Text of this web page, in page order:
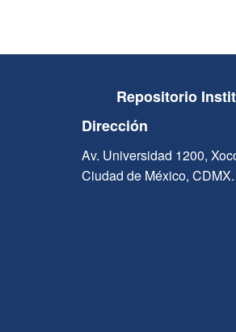
Repositorio
Dirección
Av. Universidad 1200,
Ciudad de México, CDMX.